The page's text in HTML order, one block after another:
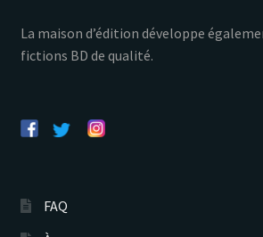
La maison d’édition développe
fictions BD de qualité.
FAQ